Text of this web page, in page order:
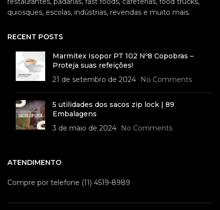
quiosques, escolas, indústrias, revendas e muito mais.
RECENT POSTS
Marmitex Isopor PT 102 Nº8 Copobras –
Proteja suas refeições!
21 de setembro de 2024
No Comments
5 utilidades dos sacos zip lock | 89
Embalagens
3 de maio de 2024
No Comments
ATENDIMENTO
Compre por telefone (11) 4519-8989